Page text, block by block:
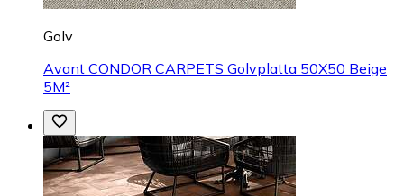
Golv
Avant CONDOR CARPETS Golvplatta 50X50 Beige
5M²